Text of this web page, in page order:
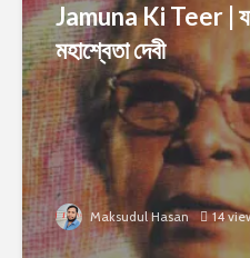
Jamuna Ki Teer |
মহাশ্বেতা দেবী
Maksudul Hasan 14